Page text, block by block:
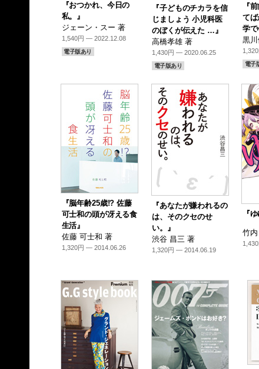
『おつかれ、今日の
私。』
ジェーン・スー 著
1,540円 — 2022.12.08
電子版あり
『子どものチカラを信
じましょう 小児科医
のぼくが伝えた …』
高橋孝雄 著
1,430円 — 2020.06.25
電子版あり
『
て
学
黒
電子
『脳年齢25歳!? 佐藤
可士和の頭が冴える食
生活』
佐藤 可士和 著
1,320円 — 2014.06.26
『あなたが嫌われるの
は、そのクセのせ
い。』
渋谷 昌三 著
1,320円 — 2014.06.19
『
竹